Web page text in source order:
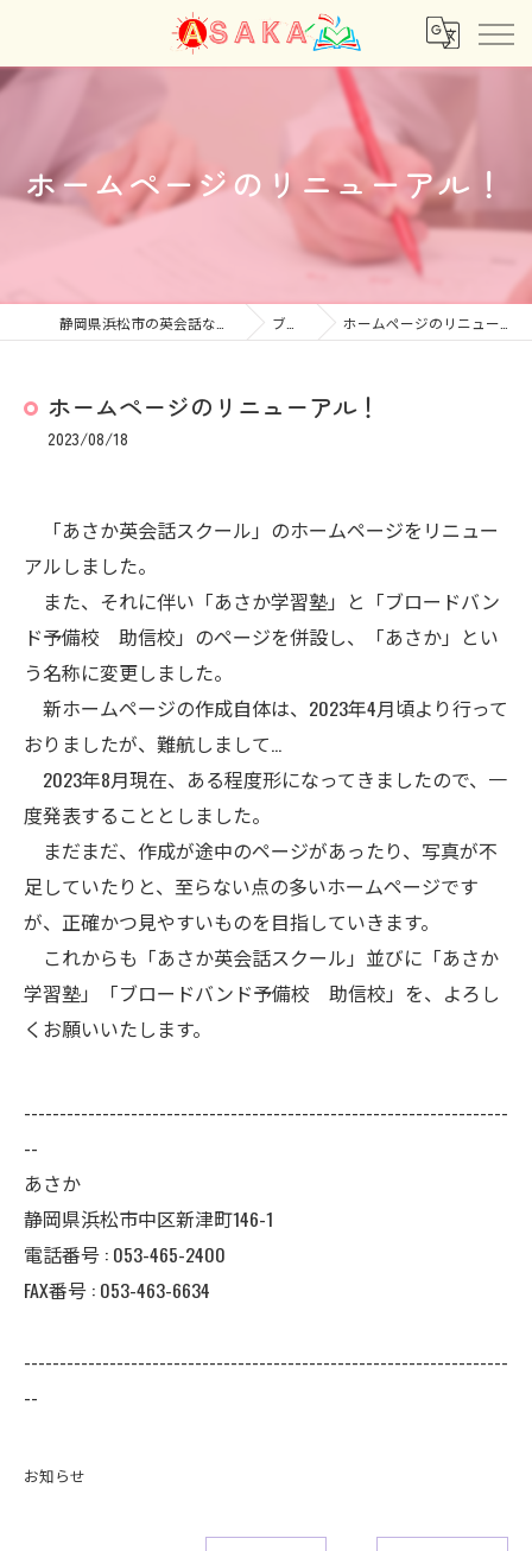
ホームページのリニューアル！
ブログ ホームページのリニューアル！
ホームページのリニューアル！
2023/08/18
「あさか英会話スクール」のホームページをリニュー
アルしました。
また、それに伴い「あさか学習塾」と「ブロードバン
ド予備校 助信校」のページを併設し、「あさか」とい
う名称に変更しました。
新ホームページの作成自体は、2023年4月頃より行って
おりましたが、難航しまして…
2023年8月現在、ある程度形になってきましたので、一
度発表することとしました。
まだまだ、作成が途中のページがあったり、写真が不
足していたりと、至らない点の多いホームページです
が、正確かつ見やすいものを目指していきます。
これからも「あさか英会話スクール」並びに「あさか
学習塾」「ブロードバンド予備校 助信校」を、よろし
くお願いいたします。
--------------------------------------------------------------------
--
あさか
静岡県浜松市中区新津町146-1
電話番号 : 053-465-2400
FAX番号 : 053-463-6634
--------------------------------------------------------------------
--
お知らせ